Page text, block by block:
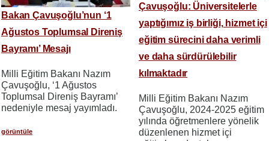
Bakan Çavuşoğlu’nun ‘1
Ağustos Toplumsal Direniş
Bayramı’ Mesajı
Milli Eğitim Bakanı Nazım
Çavuşoğlu, ‘1 Ağustos
Toplumsal Direniş Bayramı’
nedeniyle mesaj yayımladı.
görüntüle
Çavuşoğlu: Üniversitelerle
yaptığımız iş birliği, hizmet içi
eğitim sürecini daha verimli
ve daha sürdürülebilir
kılmaktadır
Milli Eğitim Bakanı Nazım
Çavuşoğlu, 2024-2025 eğitim
yılında öğretmenlere yönelik
düzenlenen hizmet içi